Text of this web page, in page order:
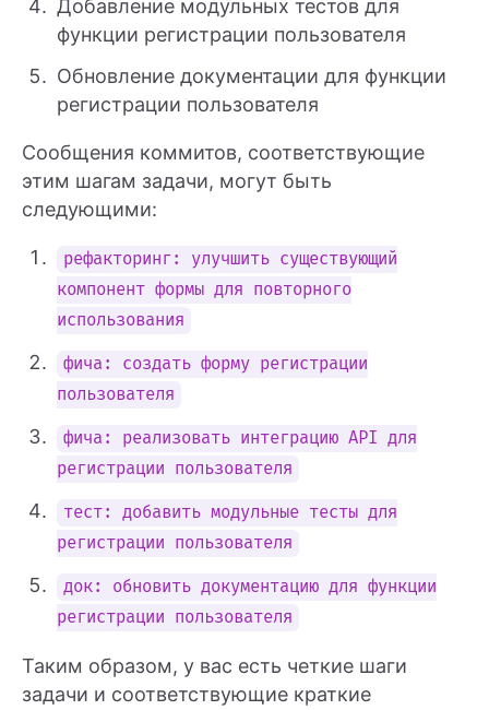
Добавление модульных тестов для
функции регистрации пользователя
Обновление документации для функции
регистрации пользователя
Сообщения коммитов, соответствующие
этим шагам задачи, могут быть
следующими:
рефакторинг: улучшить существующий
компонент формы для повторного
использования
фича: создать форму регистрации
пользователя
фича: реализовать интеграцию API для
регистрации пользователя
тест: добавить модульные тесты для
регистрации пользователя
док: обновить документацию для функции
регистрации пользователя
Таким образом, у вас есть четкие шаги
задачи и соответствующие краткие